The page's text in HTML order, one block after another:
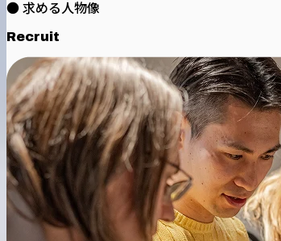
● 求める人物像
Recruit